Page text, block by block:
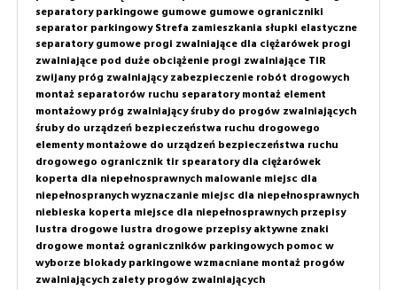
separatory parkingowe gumowe gumowe ograniczniki
separator parkingowy Strefa zamieszkania słupki elastyczne
separatory gumowe progi zwalniające dla ciężarówek progi
zwalniające pod duże obciążenie progi zwalniające TIR
zwijany próg zwalniający zabezpieczenie robót drogowych
montaż separatorów ruchu separatory montaż element
montażowy próg zwalniającyśruby do progów zwalniających
śruby do urządzeń bezpieczeństwa ruchu drogowego
elementy montażowe do urządzeń bezpieczeństwa ruchu
drogowego ogranicznik tir spearatory dla ciężarówek
koperta dla niepełnosprawnych malowanie miejsc dla
niepełnospranychwyznaczanie miejsc dla niepełnosprawnych
niebieska koperta miejsce dla niepełnosprawnych przepisy
lustra drogowe lustra drogowe przepisy aktywne znaki
drogowe montaż ograniczników parkingowych pomoc w
wyborze blokady parkingowe wzmacniane montaż progów
zwalniających zalety progów zwalniających